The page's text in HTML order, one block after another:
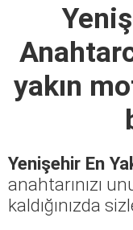
yakın
Yenişehir En
anahtarınızı
kaldığınızda